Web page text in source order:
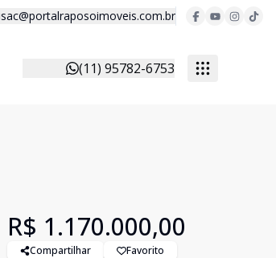
sac@portalraposoimoveis.com.br
(11) 95782-6753
R$ 1.170.000,00
Compartilhar Favorito